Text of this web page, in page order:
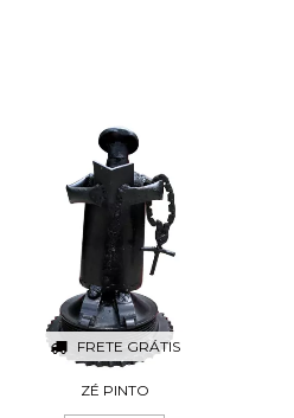
FRETE GRÁTIS
ZÉ PINTO